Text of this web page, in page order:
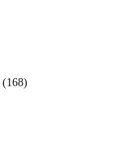
(168)